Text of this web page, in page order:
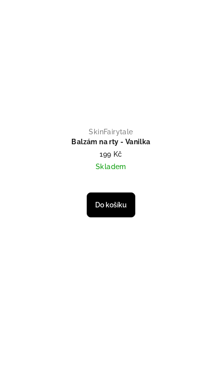
SkinFairytale
Balzám na rty - Vanilka
199 Kč
Skladem
Do košíku